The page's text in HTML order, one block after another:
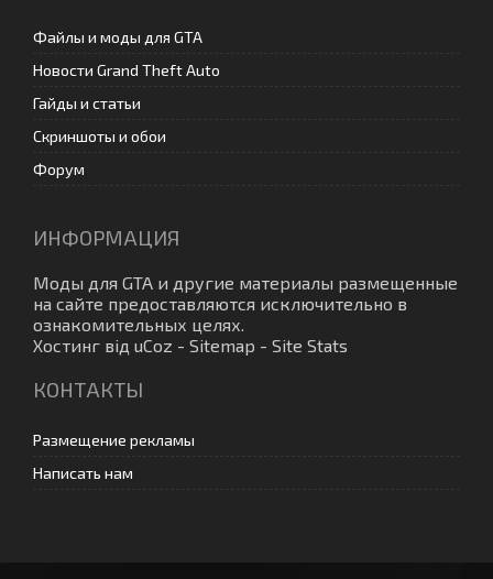
Файлы и моды для GTA
Новости Grand Theft Auto
Гайды и статьи
Скриншоты и обои
Форум
ИНФОРМАЦИЯ
Моды для GTA и другие материалы размещенные
на сайте предоставляются исключительно в
ознакомительных целях.
Хостинг від uCoz - Sitemap - Site Stats
КОНТАКТЫ
Размещение рекламы
Написать нам